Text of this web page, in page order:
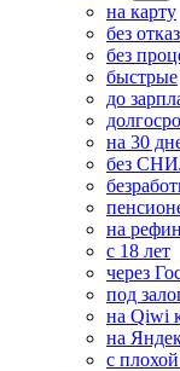
на карту
без
без
быстрые
до
на 30
без
на
с 18 лет
через
под
на Qiwi
на
с